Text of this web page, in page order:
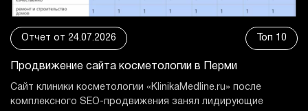
Отчет от 24.07.2026 Топ 10
Продвижение сайта косметологии в Перми
Сайт клиники косметологии «KlinikaMedline.ru» после
комплексного SEO-продвижения занял лидирующие